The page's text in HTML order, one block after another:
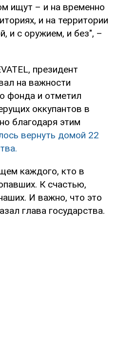
ищут – и на временно
и на территории
и с оружием, и без", –
президент
на важности
фонда и отметил
оккупантов в
благодаря этим
вернуть домой 22
каждого, кто в
К счастью,
И важно, что это
глава государства.